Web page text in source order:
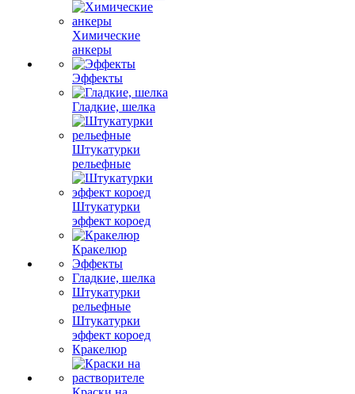
Химические
анкеры
Эффекты
Гладкие, шелка
Штукатурки
рельефные
Штукатурки
эффект короед
Кракелюр
Эффекты
Гладкие, шелка
Штукатурки
рельефные
Штукатурки
эффект короед
Кракелюр